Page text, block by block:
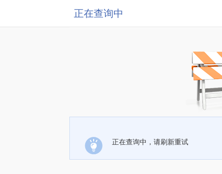
正在查询中
正在查询中，请刷新重试